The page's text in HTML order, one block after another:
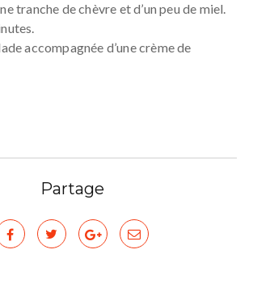
tranche de chèvre et d’un peu de miel.
accompagnée d’une crème de
Partage